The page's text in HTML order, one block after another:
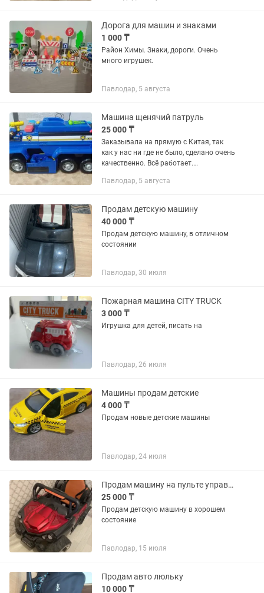
Дорога для машин и знаками
1 000 ₸
Район Химы. Знаки, дороги. Очень
много игрушек.
Павлодар, 5 августа
Машина щенячий патруль
25 000 ₸
Заказывала на прямую с Китая, так
как у нас ни где не было, сделано очень
качественно. Всё работает.
машинок и вертолёта. В комплекте был
Павлодар, 5 августа
Продам детскую машину
40 000 ₸
Продам детскую машину, в отличном
состоянии
Павлодар, 30 июля
Пожарная машина CITY TRUCK
3 000 ₸
Игрушка для детей, писать на
Павлодар, 26 июля
Машины продам детские
4 000 ₸
Продам новые детские машины
Павлодар, 24 июля
Продам машину на пульте управлении
25 000 ₸
Продам детскую машину в хорошем
состояние
Павлодар, 15 июля
Продам авто люльку
10 000 ₸